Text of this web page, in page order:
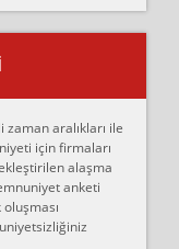
gününde
gün
yaptım.
aralıkları ile
için firmaları
alaşma
anketi